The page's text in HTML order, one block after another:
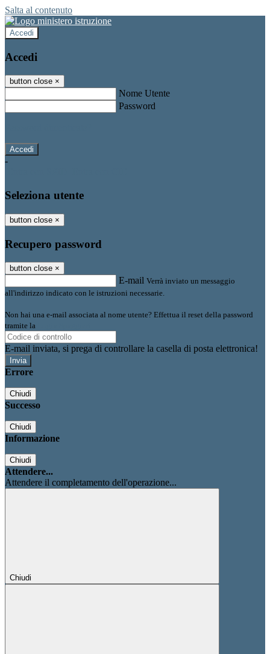
Salta al contenuto
Accedi
Accedi
button close ×
Nome Utente
Password
-
Seleziona utente
button close ×
Recupero password
button close ×
E-mail Verrà inviato un messaggio
all'indirizzo indicato con le istruzioni necessarie.
Non hai una e-mail associata al nome utente? Effettua il reset della password
tramite la
E-mail inviata, si prega di controllare la casella di posta elettronica!
Errore
Chiudi
Successo
Chiudi
Informazione
Chiudi
Attendere...
Attendere il completamento dell'operazione...
Chiudi